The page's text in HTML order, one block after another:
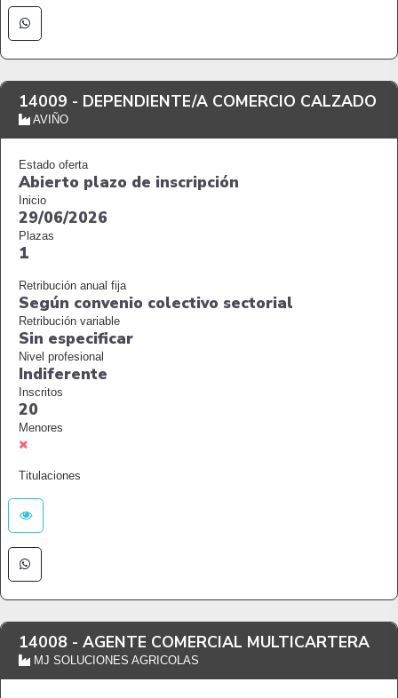
14009 - DEPENDIENTE/A COMERCIO CALZADO
AVIÑO
Estado oferta
Abierto plazo de inscripción
Inicio
29/06/2026
Plazas
1
Retribución anual fija
Según convenio colectivo sectorial
Retribución variable
Sin especificar
Nivel profesional
Indiferente
Inscritos
20
Menores
Titulaciones
14008 - AGENTE COMERCIAL MULTICARTERA
MJ SOLUCIONES AGRICOLAS